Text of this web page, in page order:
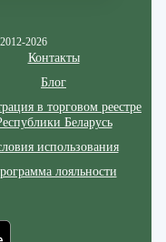
2026
Контакты
Блог
в торговом реестре
Беларусь
использования
лояльности